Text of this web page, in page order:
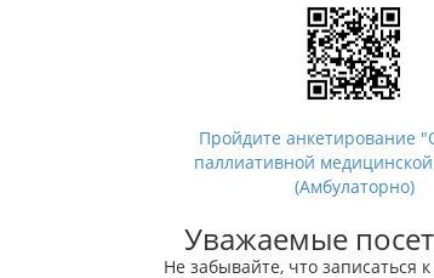
Пройдите анкетирование
паллиативной
(Амбулаторно)
Уважаемые
Не забывайте, что записаться